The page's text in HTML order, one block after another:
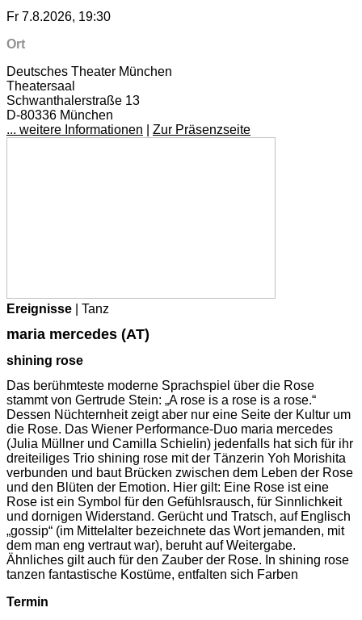
Fr 7.8.2026, 19:30
Ort
Deutsches Theater München
Theatersaal
Schwanthalerstraße 13
D-80336 München
... weitere Informationen
Zur Präsenzseite
Ereignisse | Tanz
maria mercedes (AT)
shining rose
Das berühmteste moderne Sprachspiel über die Rose
stammt von Gertrude Stein: „A rose is a rose is a rose.“
Dessen Nüchternheit zeigt aber nur eine Seite der Kultur um
die Rose. Das Wiener Performance-Duo maria mercedes
(Julia Müllner und Camilla Schielin) jedenfalls hat sich für ihr
dreiteiliges Trio shining rose mit der Tänzerin Yoh Morishita
verbunden und baut Brücken zwischen dem Leben der Rose
und den Blüten der Emotion. Hier gilt: Eine Rose ist eine
Rose ist ein Symbol für den Gefühlsrausch, für Sinnlichkeit
und dornigen Widerstand. Gerücht und Tratsch, auf Englisch
„gossip“ (im Mittelalter bezeichnete das Wort jemanden, mit
dem man eng vertraut war), beruht auf Weitergabe.
Ähnliches gilt auch für den Zauber der Rose. In shining rose
tanzen fantastische Kostüme, entfalten sich Farben
Termin